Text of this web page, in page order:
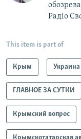
Радiо
This item is part of
Крым Украина
ГЛАВНОЕ ЗА СУТКИ
Крымский вопрос